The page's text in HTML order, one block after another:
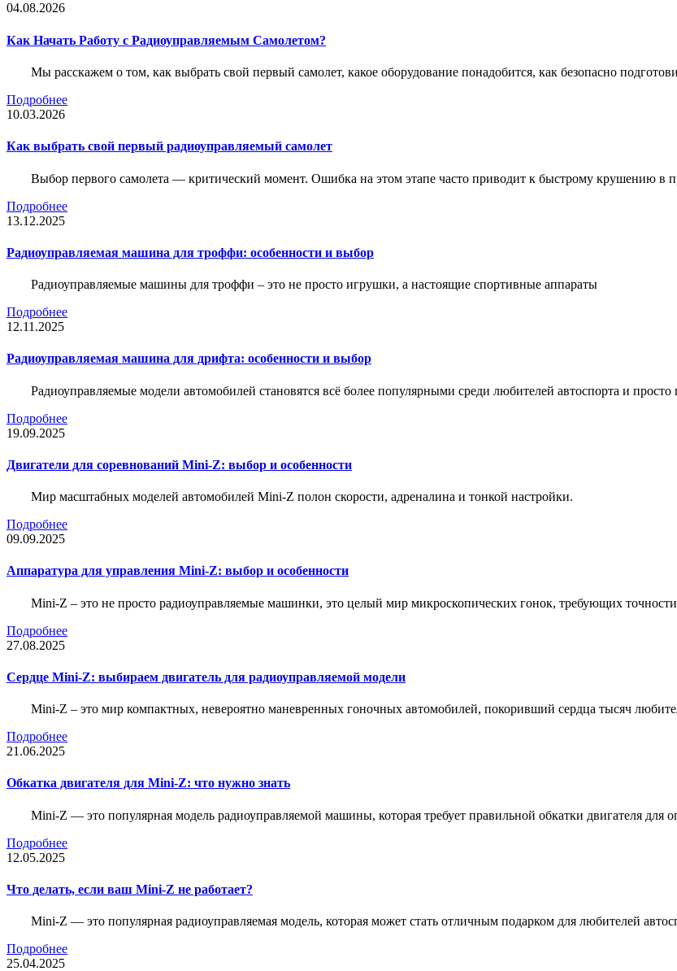
04.08.2026
Как Начать Работу с Радиоуправляемым Самолетом?
Мы расскажем о том, как выбрать свой первый самолет, какое оборудование понадобится, как безопасно
Подробнее
10.03.2026
Как выбрать свой первый радиоуправляемый самолет
Выбор первого самолета — критический момент. Ошибка на этом этапе часто приводит к быстрому крушению в
Подробнее
13.12.2025
Радиоуправляемая машина для троффи: особенности и выбор
Радиоуправляемые машины для троффи – это не просто игрушки, а настоящие спортивные аппараты
Подробнее
12.11.2025
Радиоуправляемая машина для дрифта: особенности и выбор
Радиоуправляемые модели автомобилей становятся всё более популярными среди любителей автоспорта и
Подробнее
19.09.2025
Двигатели для соревнований Mini-Z: выбор и особенности
Мир масштабных моделей автомобилей Mini-Z полон скорости, адреналина и тонкой настройки.
Подробнее
09.09.2025
Аппаратура для управления Mini-Z: выбор и особенности
Mini-Z – это не просто радиоуправляемые машинки, это целый мир микроскопических гонок, требующих
Подробнее
27.08.2025
Сердце Mini-Z: выбираем двигатель для радиоуправляемой модели
Mini-Z – это мир компактных, невероятно маневренных гоночных автомобилей, покоривший сердца тысяч
Подробнее
21.06.2025
Обкатка двигателя для Mini-Z: что нужно знать
Mini-Z — это популярная модель радиоуправляемой машины, которая требует правильной обкатки двигателя для
Подробнее
12.05.2025
Что делать, если ваш Mini-Z не работает?
Mini-Z — это популярная радиоуправляемая модель, которая может стать отличным подарком для любителей
Подробнее
25.04.2025